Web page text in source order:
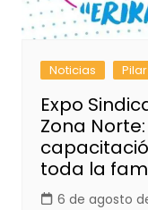
Noticias Pilar
Expo
Zona
toda la
6 de agosto